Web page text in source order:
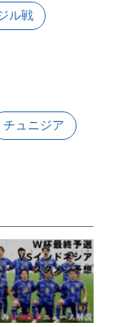
ル戦
チュニジア